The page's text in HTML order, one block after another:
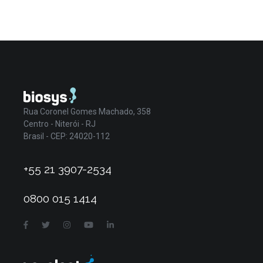
Rua Coronel Gomes Machado, 358
Centro - Niterói - RJ
Brasil - CEP: 24020-112
+55 21 3907-2534
0800 015 1414